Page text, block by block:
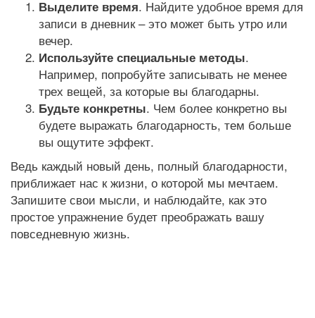
Выделите время. Найдите удобное время для
записи в дневник – это может быть утро или
вечер.
Используйте специальные методы.
Например, попробуйте записывать не менее
трех вещей, за которые вы благодарны.
Будьте конкретны. Чем более конкретно вы
будете выражать благодарность, тем больше
вы ощутите эффект.
Ведь каждый новый день, полный благодарности,
приближает нас к жизни, о которой мы мечтаем.
Запишите свои мысли, и наблюдайте, как это
простое упражнение будет преображать вашу
повседневную жизнь.